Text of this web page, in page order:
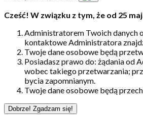
Cześć! W związku z tym, że od 25
Administratorem Twoich danych
kontaktowe Administratora
Twoje dane osobowe będą
Posiadasz prawo do: żądania od
wobec takiego przetwarzania;
bycia zapomnianym.
Twoje dane osobowe będą
Dobrze! Zgadzam się!